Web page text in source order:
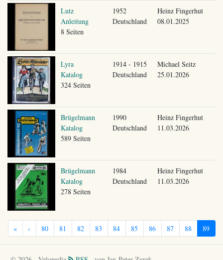
Lutz
Anleitung
8 Seiten
1952
Deutschland
Heinz Fingerhut
08.01.2025
Lyra
Katalog
324 Seiten
1914 - 1915
Deutschland
Michael Seitz
25.01.2026
Brügelmann
Katalog
589 Seiten
1990
Deutschland
Heinz Fingerhut
11.03.2026
Brügelmann
Katalog
278 Seiten
1984
Deutschland
Heinz Fingerhut
11.03.2026
« ‹ 80 81 82 83 84 85 86 87 88 89